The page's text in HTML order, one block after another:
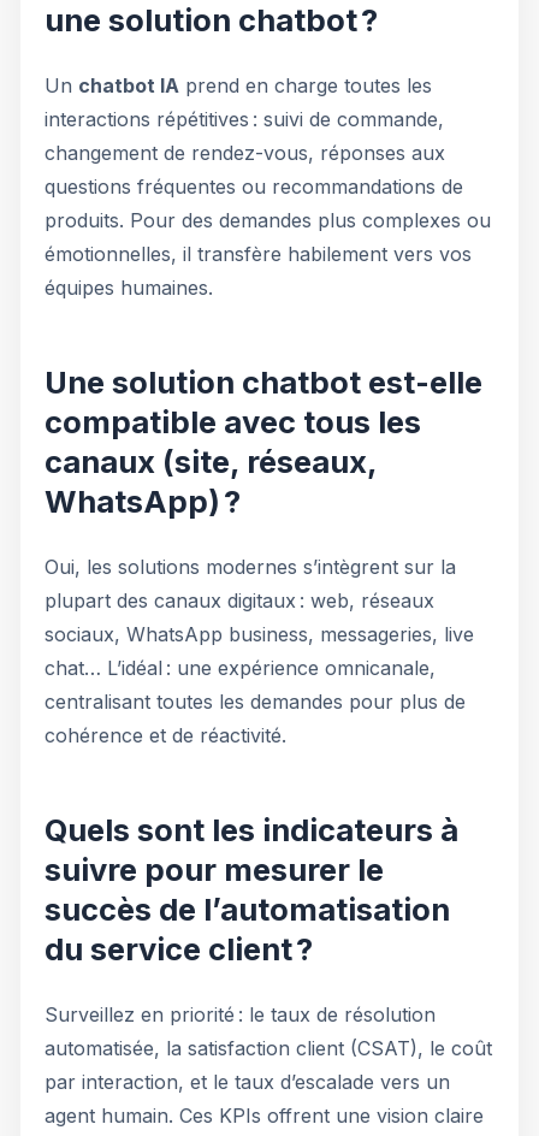
une solution chatbot ?
Un chatbot IA prend en charge toutes les
interactions répétitives : suivi de commande,
changement de rendez-vous, réponses aux
questions fréquentes ou recommandations de
produits. Pour des demandes plus complexes ou
émotionnelles, il transfère habilement vers vos
équipes humaines.
Une solution chatbot est-elle
compatible avec tous les
canaux (site, réseaux,
WhatsApp) ?
Oui, les solutions modernes s’intègrent sur la
plupart des canaux digitaux : web, réseaux
sociaux, WhatsApp business, messageries, live
chat… L’idéal : une expérience omnicanale,
centralisant toutes les demandes pour plus de
cohérence et de réactivité.
Quels sont les indicateurs à
suivre pour mesurer le
succès de l’automatisation
du service client ?
Surveillez en priorité : le taux de résolution
automatisée, la satisfaction client (CSAT), le coût
par interaction, et le taux d’escalade vers un
agent humain. Ces KPIs offrent une vision claire